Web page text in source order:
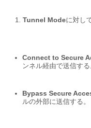
Tunnel Modeに対し
Connect to Secure
ンネル経由で送信する
Bypass Secure
ルの外部に送信する。